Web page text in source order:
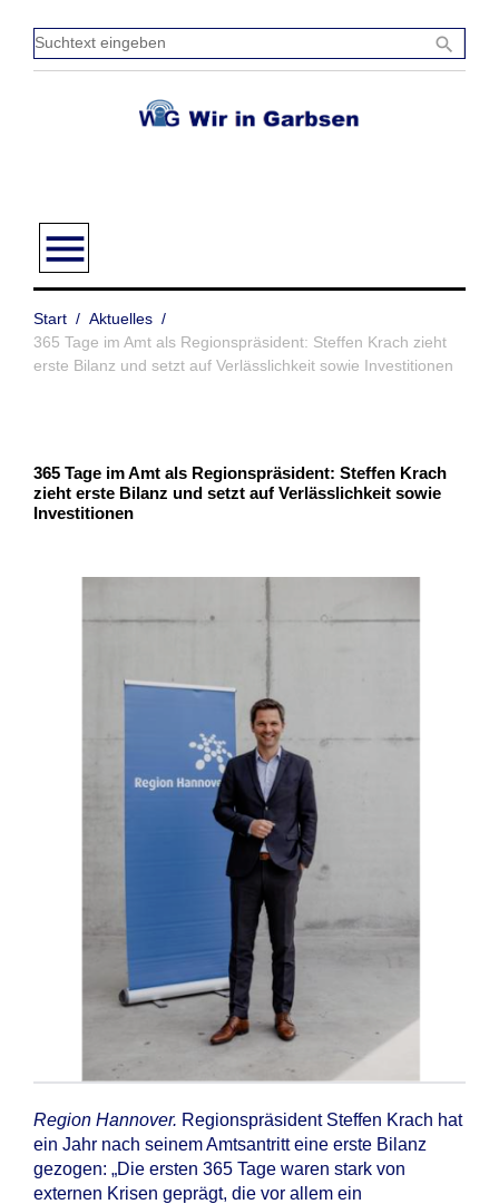
Inhalt
springen
search
menu
Start / Aktuelles /
365 Tage im Amt als Regionspräsident: Steffen Krach zieht
erste Bilanz und setzt auf Verlässlichkeit sowie Investitionen
365 Tage im Amt als Regionspräsident: Steffen Krach
zieht erste Bilanz und setzt auf Verlässlichkeit sowie
Investitionen
Region Hannover. Regionspräsident Steffen Krach hat
ein Jahr nach seinem Amtsantritt eine erste Bilanz
gezogen: „Die ersten 365 Tage waren stark von
externen Krisen geprägt, die vor allem ein